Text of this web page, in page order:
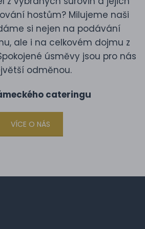
hostům? Milujeme naši
si nejen na podávání
ale i na celkovém dojmu z
úsměvy jsou pro nás
odměnou.
cateringu
VÍCE O NÁS